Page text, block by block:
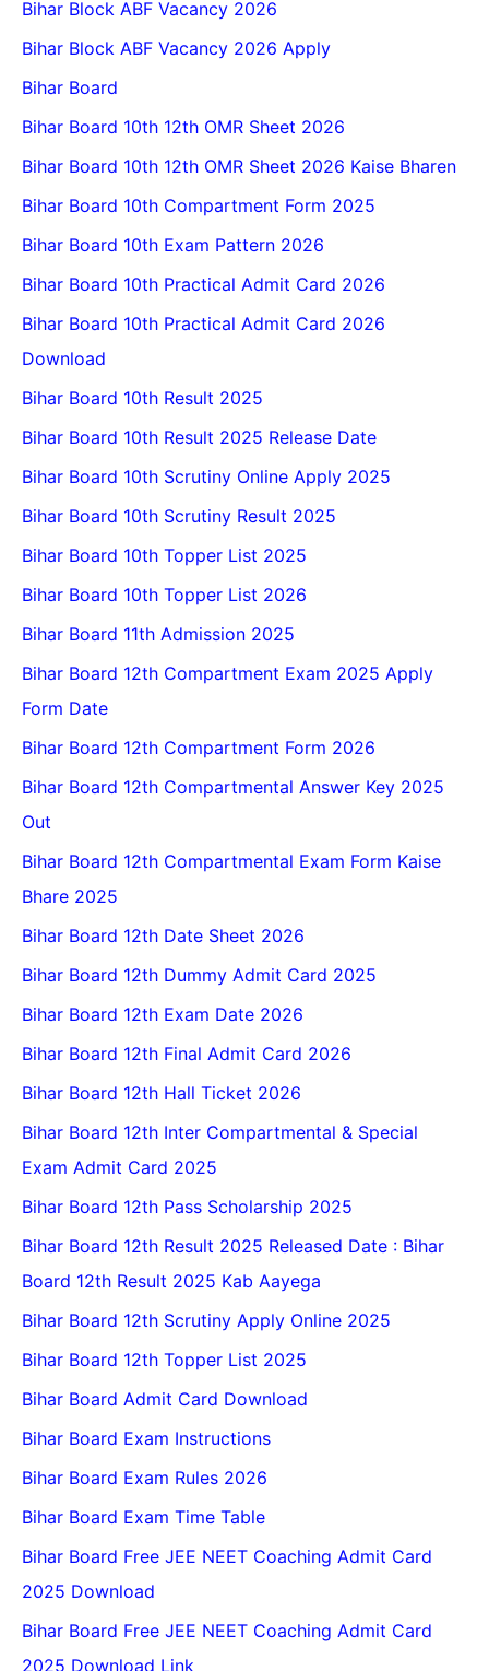
Bihar Block ABF Vacancy 2026
Bihar Block ABF Vacancy 2026 Apply
Bihar Board
Bihar Board 10th 12th OMR Sheet 2026
Bihar Board 10th 12th OMR Sheet 2026 Kaise Bharen
Bihar Board 10th Compartment Form 2025
Bihar Board 10th Exam Pattern 2026
Bihar Board 10th Practical Admit Card 2026
Bihar Board 10th Practical Admit Card 2026
Download
Bihar Board 10th Result 2025
Bihar Board 10th Result 2025 Release Date
Bihar Board 10th Scrutiny Online Apply 2025
Bihar Board 10th Scrutiny Result 2025
Bihar Board 10th Topper List 2025
Bihar Board 10th Topper List 2026
Bihar Board 11th Admission 2025
Bihar Board 12th Compartment Exam 2025 Apply
Form Date
Bihar Board 12th Compartment Form 2026
Bihar Board 12th Compartmental Answer Key 2025
Out
Bihar Board 12th Compartmental Exam Form Kaise
Bhare 2025
Bihar Board 12th Date Sheet 2026
Bihar Board 12th Dummy Admit Card 2025
Bihar Board 12th Exam Date 2026
Bihar Board 12th Final Admit Card 2026
Bihar Board 12th Hall Ticket 2026
Bihar Board 12th Inter Compartmental & Special
Exam Admit Card 2025
Bihar Board 12th Pass Scholarship 2025
Bihar Board 12th Result 2025 Released Date : Bihar
Board 12th Result 2025 Kab Aayega
Bihar Board 12th Scrutiny Apply Online 2025
Bihar Board 12th Topper List 2025
Bihar Board Admit Card Download
Bihar Board Exam Instructions
Bihar Board Exam Rules 2026
Bihar Board Exam Time Table
Bihar Board Free JEE NEET Coaching Admit Card
2025 Download
Bihar Board Free JEE NEET Coaching Admit Card
2025 Download Link